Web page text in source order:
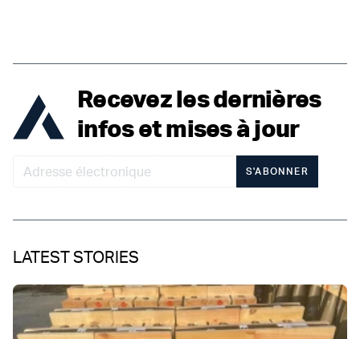
Recevez les dernières
infos et mises à jour
S'ABONNER
LATEST STORIES